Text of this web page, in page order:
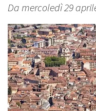
Da mercoledì 29